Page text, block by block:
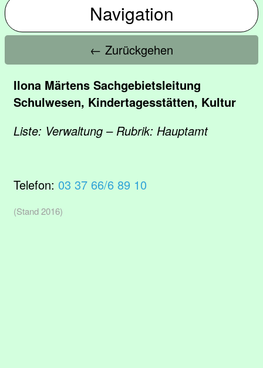
Navigation
← Zurückgehen
Ilona Märtens Sachgebietsleitung
Schulwesen, Kindertagesstätten, Kultur
Liste: Verwaltung – Rubrik: Hauptamt
Telefon: 03 37 66/6 89 10
(Stand 2016)